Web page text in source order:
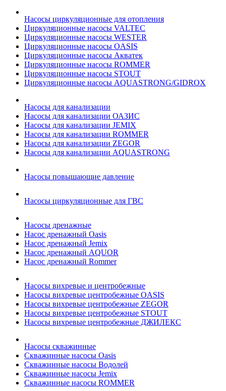
Насосы циркуляционные для отопления
Циркуляционные насосы VALTEC
Циркуляционные насосы WESTER
Циркуляционные насосы OASIS
Циркуляционные насосы Акватек
Циркуляционные насосы ROMMER
Циркуляционные насосы STOUT
Циркуляционные насосы AQUASTRONG/GIDROX
Насосы для канализации
Насосы для канализации ОАЗИС
Насосы для канализации JEMIX
Насосы для канализации ROMMER
Насосы для канализации ZEGOR
Насосы для канализации AQUASTRONG
Насосы повышающие давление
Насосы циркуляционные для ГВС
Насосы дренажные
Насос дренажный Oasis
Насос дренажный Jemix
Насос дренажный AQUOR
Насос дренажный Rommer
Насосы вихревые и центробежные
Насосы вихревые центробежные OASIS
Насосы вихревые центробежные ZEGOR
Насосы вихревые центробежные STOUT
Насосы вихревые центробежные ДЖИЛЕКС
Насосы скважинные
Скважинные насосы Oasis
Скважинные насосы Водолей
Скважинные насосы Jemix
Cкважинные насосы ROMMER